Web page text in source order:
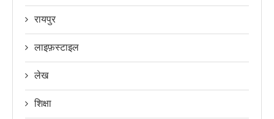
रायपुर
लाइफ़स्टाइल
लेख
शिक्षा